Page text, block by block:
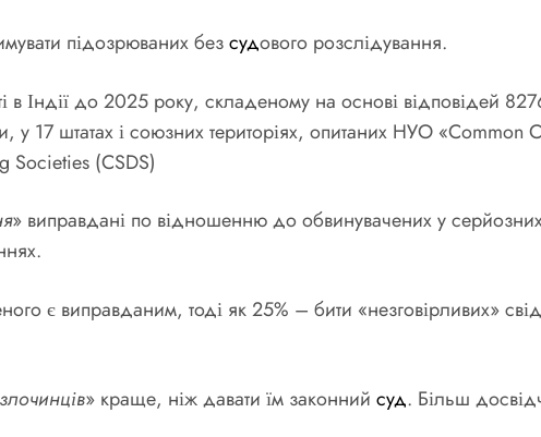
підозрюваних безсудового розслідування.
в Індії до 2025 року, складеному на основі відповідей
и, у 17 штатах і союзних територіях, опитаних НУО «Common
Societies (CSDS)
» виправдані по відношенню до обвинувачених у
є виправданим, тоді як 25% – бити «незговірливих»
» краще, ніж давати їм законний суд. Більш